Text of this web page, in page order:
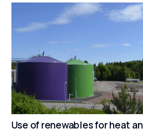
Use of renewables for heat